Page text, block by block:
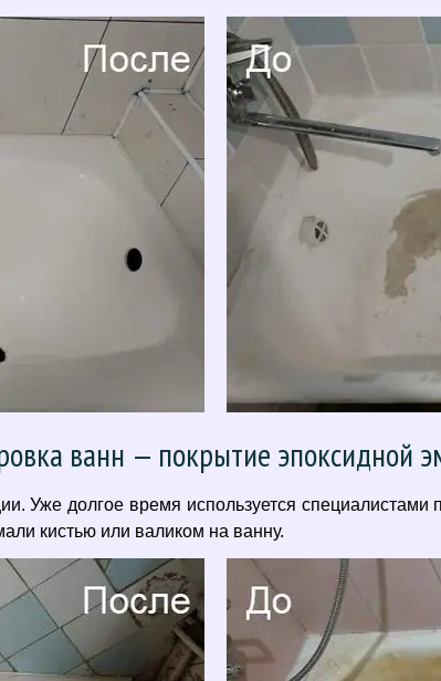
ванн — покрытие эпоксидной
Уже долгое время используется специалистами
кистью или валиком на ванну.